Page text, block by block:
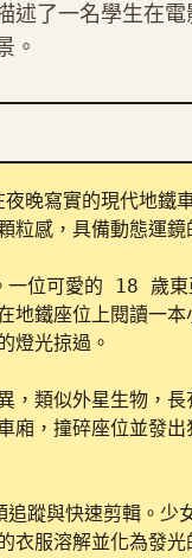
述了一名學生在
。
晚寫實的現代地鐵
粒感，具備動態運鏡
可愛的 18 歲東
地鐵座位上閱讀一
燈光掠過。
，類似外星生物，
廂，撞碎座位並發
與快速剪輯。少
衣服溶解並化為發